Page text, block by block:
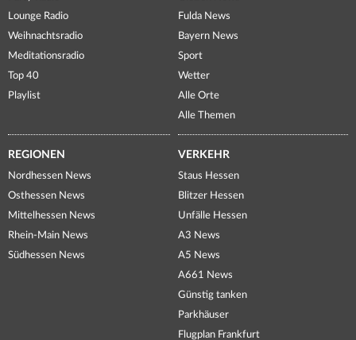
Lounge Radio
Weihnachtsradio
Meditationsradio
Top 40
Playlist
Fulda News
Bayern News
Sport
Wetter
Alle Orte
Alle Themen
REGIONEN
Nordhessen News
Osthessen News
Mittelhessen News
Rhein-Main News
Südhessen News
VERKEHR
Staus Hessen
Blitzer Hessen
Unfälle Hessen
A3 News
A5 News
A661 News
Günstig tanken
Parkhäuser
Flugplan Frankfurt